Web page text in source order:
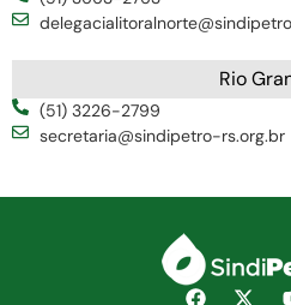
Rio
(51) 3226-2799
secretaria@sindipetro-rs.org.br